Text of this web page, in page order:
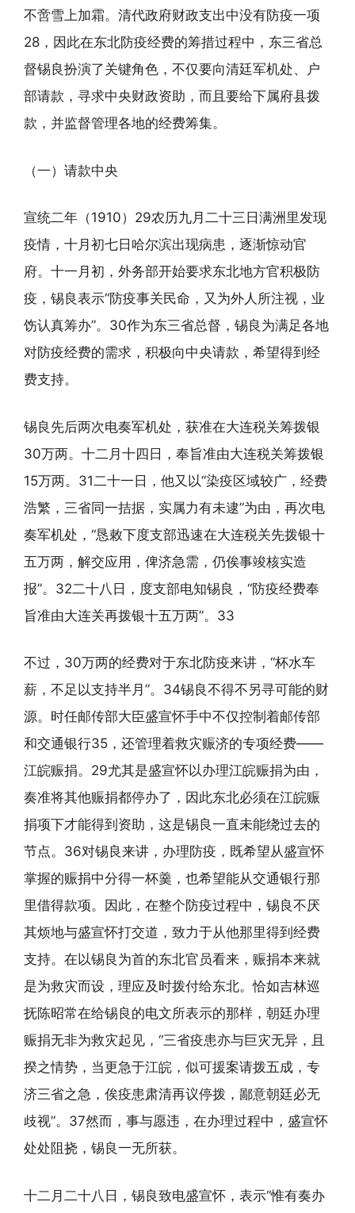
不啻雪上加霜。清代政府财政支出中没有防疫一项
28，因此在东北防疫经费的筹措过程中，东三省总
督锡良扮演了关键角色，不仅要向清廷军机处、户
部请款，寻求中央财政资助，而且要给下属府县拨
款，并监督管理各地的经费筹集。
（一）请款中央
宣统二年（1910）29农历九月二十三日满洲里发现
疫情，十月初七日哈尔滨出现病患，逐渐惊动官
府。十一月初，外务部开始要求东北地方官积极防
疫，锡良表示“防疫事关民命，又为外人所注视，业
饬认真筹办”。30作为东三省总督，锡良为满足各地
对防疫经费的需求，积极向中央请款，希望得到经
费支持。
锡良先后两次电奏军机处，获准在大连税关筹拨银
30万两。十二月十四日，奉旨准由大连税关筹拨银
15万两。31二十一日，他又以“染疫区域较广，经费
浩繁，三省同一拮据，实属力有未逮”为由，再次电
奏军机处，“恳敕下度支部迅速在大连税关先拨银十
五万两，解交应用，俾济急需，仍俟事竣核实造
报”。32二十八日，度支部电知锡良，“防疫经费奉
旨准由大连关再拨银十五万两”。33
不过，30万两的经费对于东北防疫来讲，“杯水车
薪，不足以支持半月”。34锡良不得不另寻可能的财
源。时任邮传部大臣盛宣怀手中不仅控制着邮传部
和交通银行35，还管理着救灾赈济的专项经费——
江皖赈捐。29尤其是盛宣怀以办理江皖赈捐为由，
奏准将其他赈捐都停办了，因此东北必须在江皖赈
捐项下才能得到资助，这是锡良一直未能绕过去的
节点。36对锡良来讲，办理防疫，既希望从盛宣怀
掌握的赈捐中分得一杯羹，也希望能从交通银行那
里借得款项。因此，在整个防疫过程中，锡良不厌
其烦地与盛宣怀打交道，致力于从他那里得到经费
支持。在以锡良为首的东北官员看来，赈捐本来就
是为救灾而设，理应及时拨付给东北。恰如吉林巡
抚陈昭常在给锡良的电文所表示的那样，朝廷办理
赈捐无非为救灾起见，“三省疫患亦与巨灾无异，且
揆之情势，当更急于江皖，似可援案请拨五成，专
济三省之急，俟疫患肃清再议停拨，鄙意朝廷必无
歧视”。37然而，事与愿违，在办理过程中，盛宣怀
处处阻挠，锡良一无所获。
十二月二十八日，锡良致电盛宣怀，表示“惟有奏办